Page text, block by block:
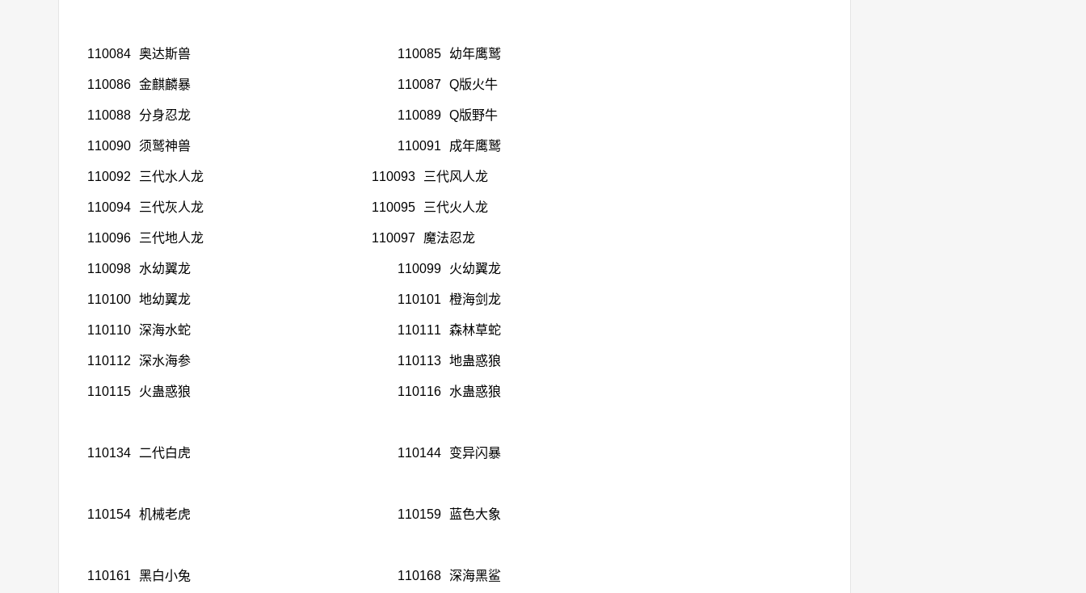
110084 奥达斯兽 110085 幼年鹰鹫
110086 金麒麟暴 110087 Q版火牛
110088 分身忍龙 110089 Q版野牛
110090 须鹫神兽 110091 成年鹰鹫
110092 三代水人龙 110093 三代风人龙
110094 三代灰人龙 110095 三代火人龙
110096 三代地人龙 110097 魔法忍龙
110098 水幼翼龙 110099 火幼翼龙
110100 地幼翼龙 110101 橙海剑龙
110110 深海水蛇 110111 森林草蛇
110112 深水海参 110113 地蛊惑狼
110115 火蛊惑狼 110116 水蛊惑狼
110134 二代白虎 110144 变异闪暴
110154 机械老虎 110159 蓝色大象
110161 黑白小兔 110168 深海黑鲨